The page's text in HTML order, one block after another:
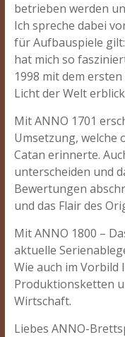
betrieben werden
Ich spreche dabei
für Aufbauspiele
hat mich so
1998 mit dem
Licht der Welt
Mit ANNO 1701
Umsetzung, welche
Catan erinnerte.
unterscheiden und
Bewertungen
und das Flair des
Mit ANNO 1800 –
aktuelle
Wie auch im Vorbild
Produktionsketten
Wirtschaft.
Liebes ANNO-